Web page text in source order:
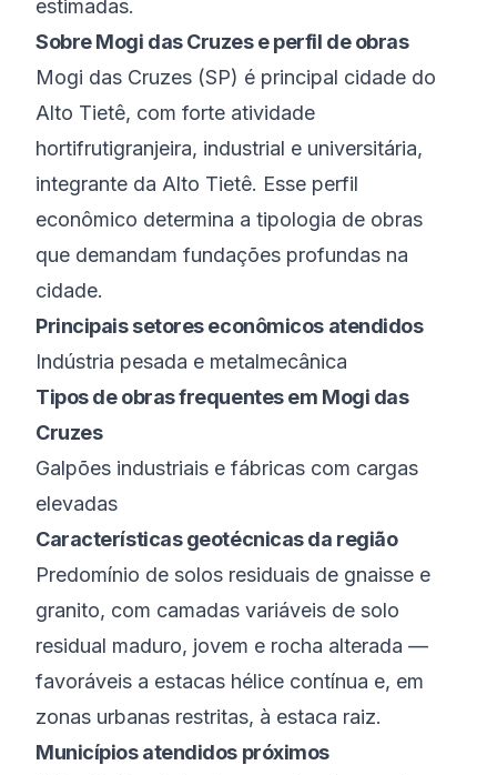
estimadas.
SobreMogi das Cruzese perfil de obras
Mogi das Cruzes (SP) é principal cidade do
Alto Tietê, com forte atividade
hortifrutigranjeira, industrial e universitária,
integrante da Alto Tietê. Esse perfil
econômico determina a tipologia de obras
que demandam fundações profundas na
cidade.
Principais setores econômicos atendidos
Indústria pesada e metalmecânica
Tipos de obras frequentes em Mogi das
Cruzes
Galpões industriais e fábricas com cargas
elevadas
Características geotécnicas da região
Predomínio de solos residuais de gnaisse e
granito, com camadas variáveis de solo
residual maduro, jovem e rocha alterada —
favoráveis a estacas hélice contínua e, em
zonas urbanas restritas, à estaca raiz.
Municípios atendidos próximos